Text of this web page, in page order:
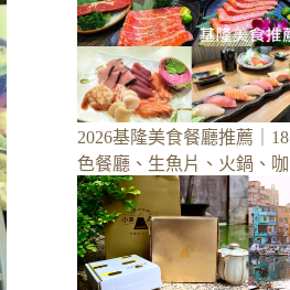
2026基隆美食餐廳推薦｜
色餐廳、生魚片、火鍋、